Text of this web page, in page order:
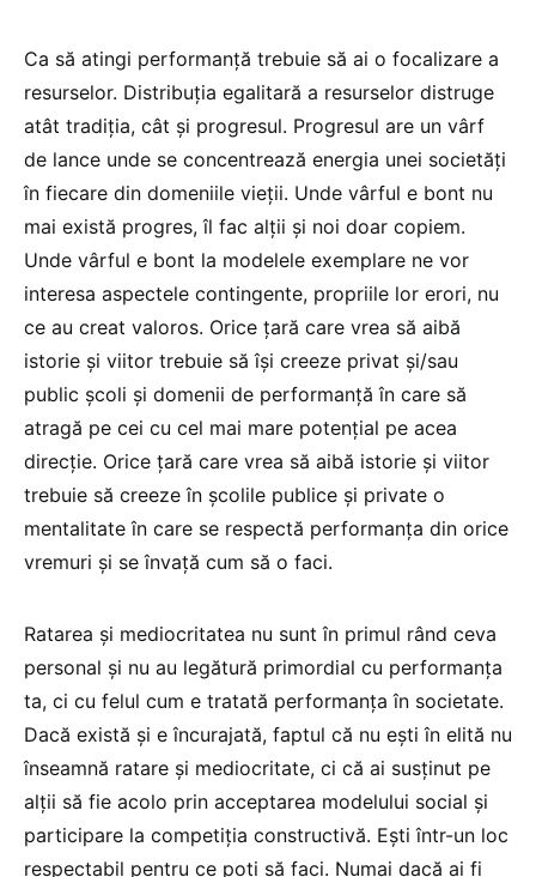
Ca să atingi performanță trebuie să ai o focalizare a
resurselor. Distribuția egalitară a resurselor distruge
atât tradiția, cât și progresul. Progresul are un vârf
de lance unde se concentrează energia unei societăți
în fiecare din domeniile vieții. Unde vârful e bont nu
mai există progres, îl fac alții și noi doar copiem.
Unde vârful e bont la modelele exemplare ne vor
interesa aspectele contingente, propriile lor erori, nu
ce au creat valoros. Orice țară care vrea să aibă
istorie și viitor trebuie să își creeze privat și/sau
public școli și domenii de performanță în care să
atragă pe cei cu cel mai mare potențial pe acea
direcție. Orice țară care vrea să aibă istorie și viitor
trebuie să creeze în școlile publice și private o
mentalitate în care se respectă performanța din orice
vremuri și se învață cum să o faci.
Ratarea și mediocritatea nu sunt în primul rând ceva
personal și nu au legătură primordial cu performanța
ta, ci cu felul cum e tratată performanța în societate.
Dacă există și e încurajată, faptul că nu ești în elită nu
înseamnă ratare și mediocritate, ci că ai susținut pe
alții să fie acolo prin acceptarea modelului social și
participare la competiția constructivă. Ești într-un loc
respectabil pentru ce poți să faci. Numai dacă ai fi